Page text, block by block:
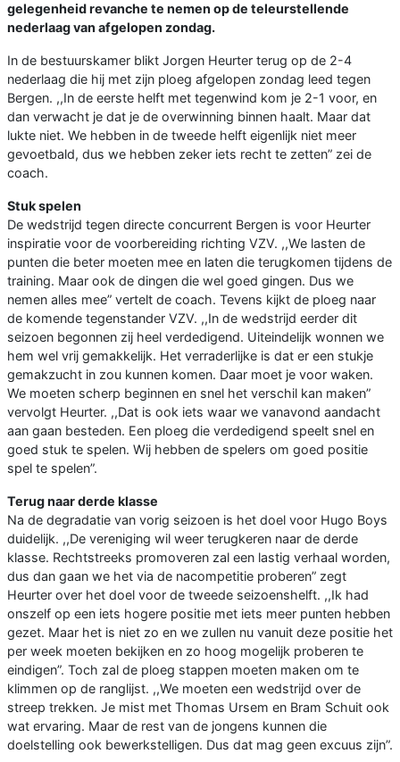
gelegenheid revanche te nemen op de teleurstellende
nederlaag van afgelopen zondag.
In de bestuurskamer blikt Jorgen Heurter terug op de 2-4
nederlaag die hij met zijn ploeg afgelopen zondag leed tegen
Bergen. ,,In de eerste helft met tegenwind kom je 2-1 voor, en
dan verwacht je dat je de overwinning binnen haalt. Maar dat
lukte niet. We hebben in de tweede helft eigenlijk niet meer
gevoetbald, dus we hebben zeker iets recht te zetten” zei de
coach.
Stuk spelen
De wedstrijd tegen directe concurrent Bergen is voor Heurter
inspiratie voor de voorbereiding richting VZV. ,,We lasten de
punten die beter moeten mee en laten die terugkomen tijdens de
training. Maar ook de dingen die wel goed gingen. Dus we
nemen alles mee” vertelt de coach. Tevens kijkt de ploeg naar
de komende tegenstander VZV. ,,In de wedstrijd eerder dit
seizoen begonnen zij heel verdedigend. Uiteindelijk wonnen we
hem wel vrij gemakkelijk. Het verraderlijke is dat er een stukje
gemakzucht in zou kunnen komen. Daar moet je voor waken.
We moeten scherp beginnen en snel het verschil kan maken”
vervolgt Heurter. ,,Dat is ook iets waar we vanavond aandacht
aan gaan besteden. Een ploeg die verdedigend speelt snel en
goed stuk te spelen. Wij hebben de spelers om goed positie
spel te spelen”.
Terug naar derde klasse
Na de degradatie van vorig seizoen is het doel voor Hugo Boys
duidelijk. ,,De vereniging wil weer terugkeren naar de derde
klasse. Rechtstreeks promoveren zal een lastig verhaal worden,
dus dan gaan we het via de nacompetitie proberen” zegt
Heurter over het doel voor de tweede seizoenshelft. ,,Ik had
onszelf op een iets hogere positie met iets meer punten hebben
gezet. Maar het is niet zo en we zullen nu vanuit deze positie het
per week moeten bekijken en zo hoog mogelijk proberen te
eindigen”. Toch zal de ploeg stappen moeten maken om te
klimmen op de ranglijst. ,,We moeten een wedstrijd over de
streep trekken. Je mist met Thomas Ursem en Bram Schuit ook
wat ervaring. Maar de rest van de jongens kunnen die
doelstelling ook bewerkstelligen. Dus dat mag geen excuus zijn”.